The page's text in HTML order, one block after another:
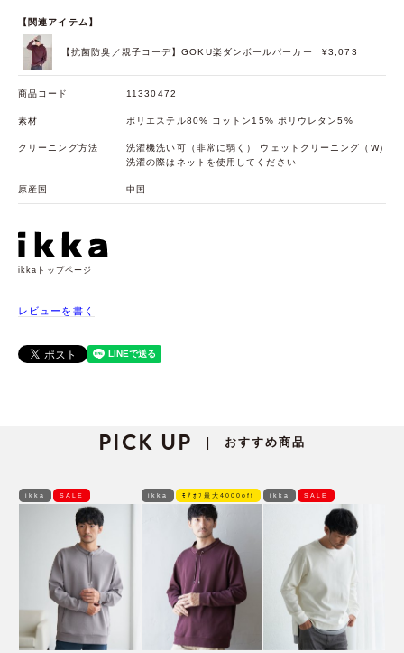
【関連アイテム】
【抗菌防臭／親子コーデ】GOKU楽ダンボールパーカー ¥3,073
商品コード 11330472
素材 ポリエステル80% コットン15% ポリウレタン5%
クリーニング方法
洗濯機洗い可（非常に弱く） ウェットクリーニング（W)
洗濯の際はネットを使用してください
原産国 中国
ikkaトップページ
レビューを書く
PICK UP | おすすめ商品
ikka SALE ikka ﾓｱｵﾌ最大4000off ikka SALE